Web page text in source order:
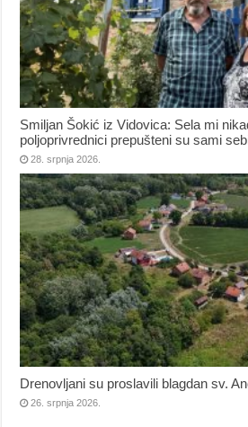
Smiljan Šokić iz Vidovica: Sela mi
poljoprivrednici prepušteni su sami
28. srpnja 2026.
Drenovljani su proslavili blagdan sv.
26. srpnja 2026.